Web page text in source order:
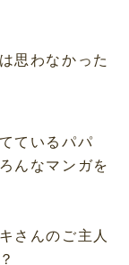
思わなかった
ているパパ
んなマンガを
さんのご主人